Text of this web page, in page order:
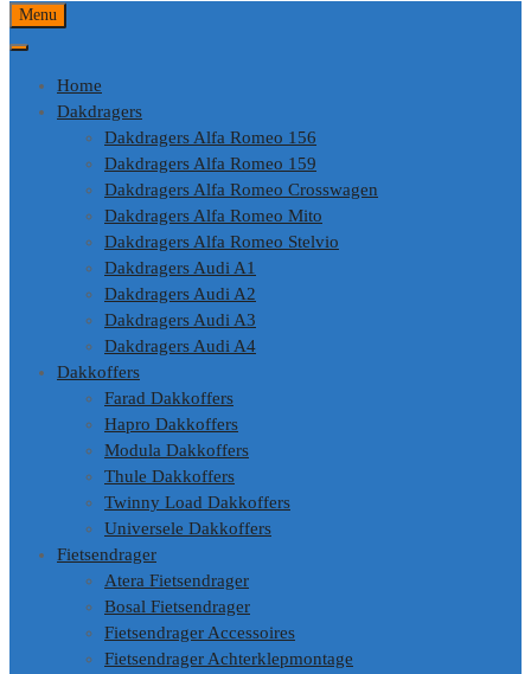
Menu
Home
Dakdragers
Dakdragers Alfa Romeo 156
Dakdragers Alfa Romeo 159
Dakdragers Alfa Romeo Crosswagen
Dakdragers Alfa Romeo Mito
Dakdragers Alfa Romeo Stelvio
Dakdragers Audi A1
Dakdragers Audi A2
Dakdragers Audi A3
Dakdragers Audi A4
Dakkoffers
Farad Dakkoffers
Hapro Dakkoffers
Modula Dakkoffers
Thule Dakkoffers
Twinny Load Dakkoffers
Universele Dakkoffers
Fietsendrager
Atera Fietsendrager
Bosal Fietsendrager
Fietsendrager Accessoires
Fietsendrager Achterklepmontage